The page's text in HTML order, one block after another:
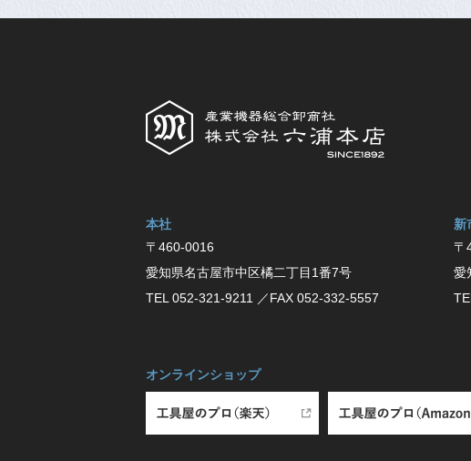
本社
〒460-0016
愛知県名古屋市中区橘⼆丁⽬1番7号
TEL 052-321-9211
／FAX 052-332-5557
新
〒
愛
オンラインショップ